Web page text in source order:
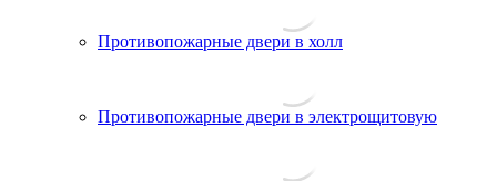
Противопожарные двери в холл
Противопожарные двери в электрощитовую